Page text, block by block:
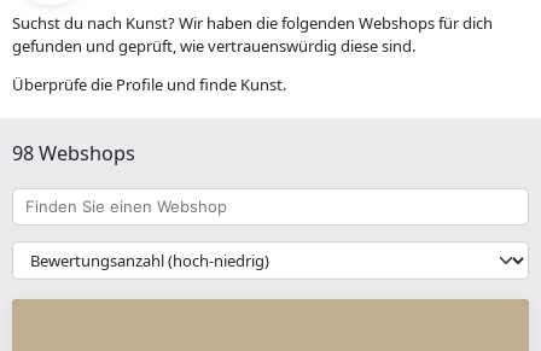
Suchst du nach Kunst? Wir haben die folgenden Webshops für dich
gefunden und geprüft, wie vertrauenswürdig diese sind.
Überprüfe die Profile und finde Kunst.
98 Webshops
Finden
Sie
einen
Webshop
{{
__('Sort')
}}